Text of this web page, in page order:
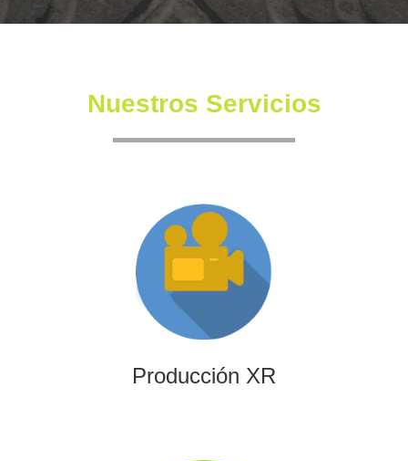
Nuestros Servicios
Producción XR
Producción XR
Somos una productora independiente con un equipo
altamente experimentado también en la creación de
producciones inmersivas y de XR.